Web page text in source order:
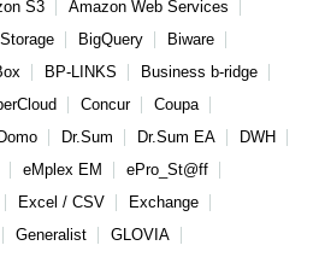
S3
Amazon Web Services
BigQuery
Biware
BP-LINKS
Business b-ridge
Concur
Coupa
Domo Dr.Sum Dr.Sum EA
DWH
eMplex EM
ePro_St@ff
Excel / CSV
Exchange
Generalist
GLOVIA